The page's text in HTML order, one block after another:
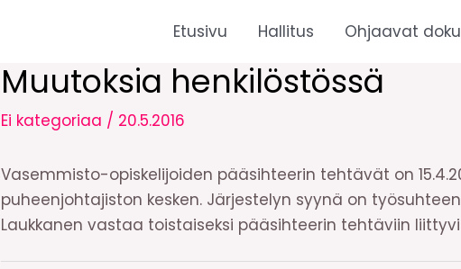
Etusivu Hallitus Ohjaavat
Muutoksia henkilöstössä
Ei kategoriaa / 20.5.2016
Vasemmisto-opiskelijoiden pääsihteerin tehtävät on
puheenjohtajiston kesken. Järjestelyn syynä on
Laukkanen vastaa toistaiseksi pääsihteerin tehtäviin